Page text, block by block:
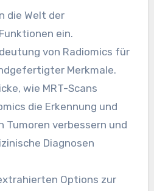
die Welt der
ein.
von Radiomics für
Merkmale.
wie MRT-Scans
die Erkennung und
Tumoren verbessern und
Diagnosen
Options zur